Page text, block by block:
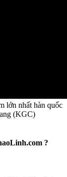
lớn nhất hàn quốc
(KGC)
?